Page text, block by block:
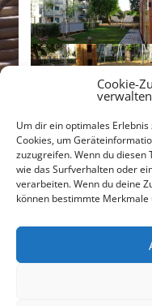
Cookie-
verwalten
Um dir ein optimales
Cookies, um
zuzugreifen. Wenn du
wie das Surfverhalten oder
verarbeiten. Wenn du deine
können bestimmte
Untere Bachgasse 15
Fax +49 (0)941